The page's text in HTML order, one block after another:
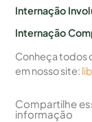
Internação
Internação
Conheça todos
em nosso site:
Compartilhe
informação